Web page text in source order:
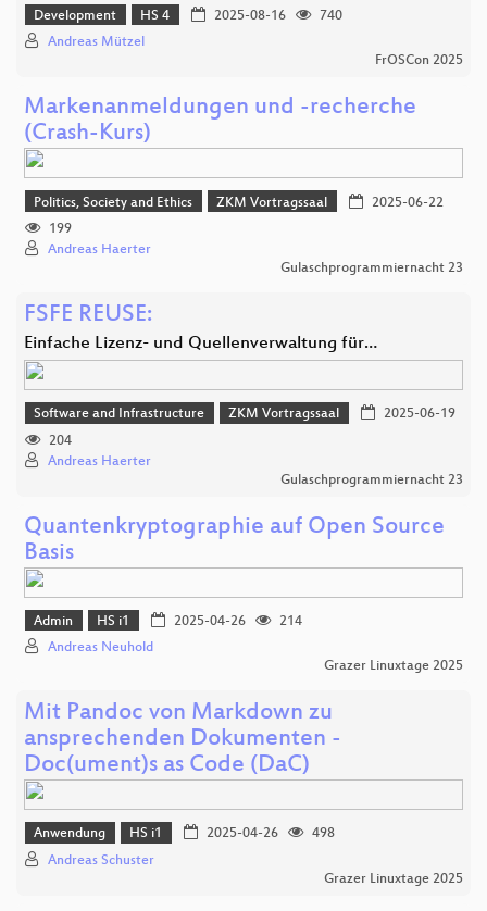
Development HS 4 2025-08-16
740
Andreas Mützel
FrOSCon 2025
Markenanmeldungen und -recherche
(Crash-Kurs)
Politics, Society and Ethics ZKM Vortragssaal
2025-06-22
199
Andreas Haerter
Gulaschprogrammiernacht 23
FSFE REUSE:
Einfache Lizenz- und Quellenverwaltung für…
Software and Infrastructure ZKM Vortragssaal
2025-06-19
204
Andreas Haerter
Gulaschprogrammiernacht 23
Quantenkryptographie auf Open Source
Basis
Admin HS i1 2025-04-26
214
Andreas Neuhold
Grazer Linuxtage 2025
Mit Pandoc von Markdown zu
ansprechenden Dokumenten -
Doc(ument)s as Code (DaC)
Anwendung HS i1 2025-04-26
498
Andreas Schuster
Grazer Linuxtage 2025